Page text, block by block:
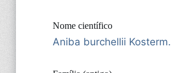
Nome científico
Aniba burchellii Kosterm.